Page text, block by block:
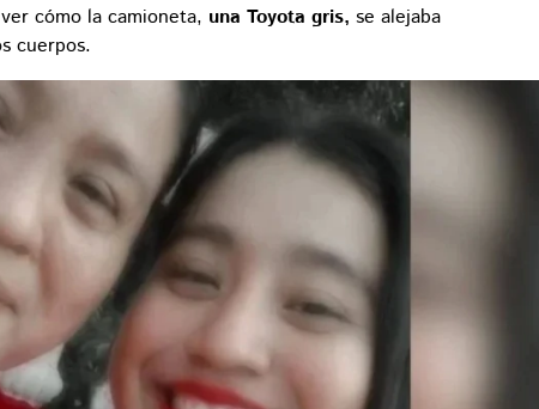
cómo la camioneta, una Toyota gris, se alejaba
cuerpos.